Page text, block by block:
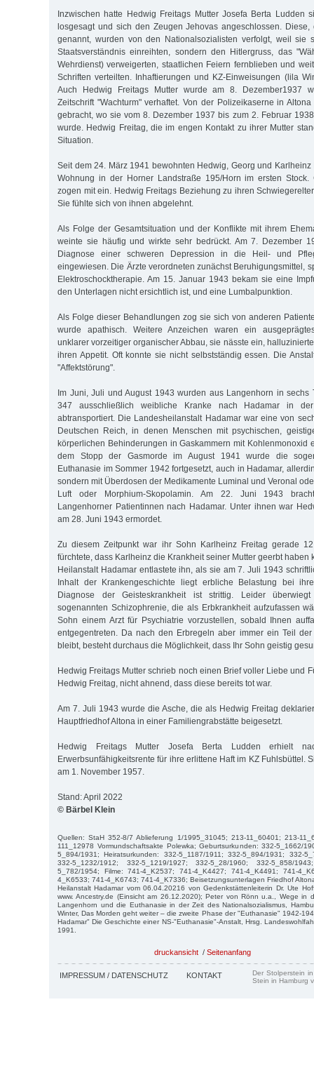
Inzwischen hatte Hedwig Freitags Mutter Josefa Berta Ludden
losgesagt und sich den Zeugen Jehovas angeschlossen. Diese,
genannt, wurden von den Nationalsozialisten verfolgt, weil sie
Staatsverständnis einreihten, sondern den Hitlergruss, das
Wehrdienst) verweigerten, staatlichen Feiern fernblieben und
Schriften verteilten. Inhaftierungen und KZ-Einweisungen (lila
Auch Hedwig Freitags Mutter wurde am 8. Dezember1937
Zeitschrift "Wachturm" verhaftet. Von der Polizeikaserne in
gebracht, wo sie vom 8. Dezember 1937 bis zum 2. Februar
wurde. Hedwig Freitag, die im engen Kontakt zu ihrer Mutter
Situation.
Seit dem 24. März 1941 bewohnten Hedwig, Georg und Karlheinz
Wohnung in der Horner Landstraße 195/Horn im ersten Stock.
zogen mit ein. Hedwig Freitags Beziehung zu ihren
Sie fühlte sich von ihnen abgelehnt.
Als Folge der Gesamtsituation und der Konflikte mit ihrem
weinte sie häufig und wirkte sehr bedrückt. Am 7. Dezember
Diagnose einer schweren Depression in die Heil- und
eingewiesen. Die Ärzte verordneten zunächst Beruhigungsmittel,
Elektroschocktherapie. Am 15. Januar 1943 bekam sie eine
den Unterlagen nicht ersichtlich ist, und eine Lumbalpunktion.
Als Folge dieser Behandlungen zog sie sich von anderen
wurde apathisch. Weitere Anzeichen waren ein
unklarer vorzeitiger organischer Abbau, sie nässte ein,
ihren Appetit. Oft konnte sie nicht selbstständig essen. Die
"Affektstörung".
Im Juni, Juli und August 1943 wurden aus Langenhorn in sechs
347 ausschließlich weibliche Kranke nach Hadamar in
abtransportiert. Die Landesheilanstalt Hadamar war eine von
Deutschen Reich, in denen Menschen mit psychischen,
körperlichen Behinderungen in Gaskammern mit Kohlenmonoxid
dem Stopp der Gasmorde im August 1941 wurde die
Euthanasie im Sommer 1942 fortgesetzt, auch in Hadamar,
sondern mit Überdosen der Medikamente Luminal und Veronal
Luft oder Morphium-Skopolamin. Am 22. Juni 1943
Langenhorner Patientinnen nach Hadamar. Unter ihnen war
am 28. Juni 1943 ermordet.
Zu diesem Zeitpunkt war ihr Sohn Karlheinz Freitag gerade
fürchtete, dass Karlheinz die Krankheit seiner Mutter geerbt haben
Heilanstalt Hadamar entlastete ihn, als sie am 7. Juli 1943
Inhalt der Krankengeschichte liegt erbliche Belastung bei
Diagnose der Geisteskrankheit ist strittig. Leider
sogenannten Schizophrenie, die als Erbkrankheit aufzufassen
Sohn einem Arzt für Psychiatrie vorzustellen, sobald Ihnen
entgegentreten. Da nach den Erbregeln aber immer ein Teil
bleibt, besteht durchaus die Möglichkeit, dass Ihr Sohn geistig
Hedwig Freitags Mutter schrieb noch einen Brief voller Liebe und
Hedwig Freitag, nicht ahnend, dass diese bereits tot war.
Am 7. Juli 1943 wurde die Asche, die als Hedwig Freitag
Hauptfriedhof Altona in einer Familiengrabstätte beigesetzt.
Hedwig Freitags Mutter Josefa Berta Ludden erhielt
Erwerbsunfähigkeitsrente für ihre erlittene Haft im KZ Fuhlsbüttel.
am 1. November 1957.
Stand: April 2022
© Bärbel Klein
Quellen: StaH 352-8/7 Ablieferung 1/1995_31045; 213-11_60401; 213-
111_12978 Vormundschaftsakte Polewka; Geburtsurkunden: 332-5_1662/
5_894/1931; Heiratsurkunden: 332-5_1187/1911; 332-5_894/1931; 332-
332-5_1232/1912; 332-5_1219/1927; 332-5_28/1960; 332-5_858/
5_782/1954; Filme: 741-4_K2537; 741-4_K4427; 741-4_K4491; 741-
4_K6533; 741-4_K6743; 741-4_K7336; Beisetzungsunterlagen Friedhof
Heilanstalt Hadamar vom 06.04.20216 von Gedenkstättenleiterin Dr. Ute
www. Ancestry.de (Einsicht am 26.12.2020); Peter von Rönn u.a., Wege in
Langenhorn und die Euthanasie in der Zeit des Nationalsozialismus,
Winter, Das Morden geht weiter – die zweite Phase der "Euthanasie" 1942-
Hadamar" Die Geschichte einer NS-"Euthanasie"-Anstalt, Hrsg.
1991.
druckansicht / Seitenanfang
IMPRESSUM / DATENSCHUTZ KONTAKT
Der Stolperstein
Stein in Hamburg